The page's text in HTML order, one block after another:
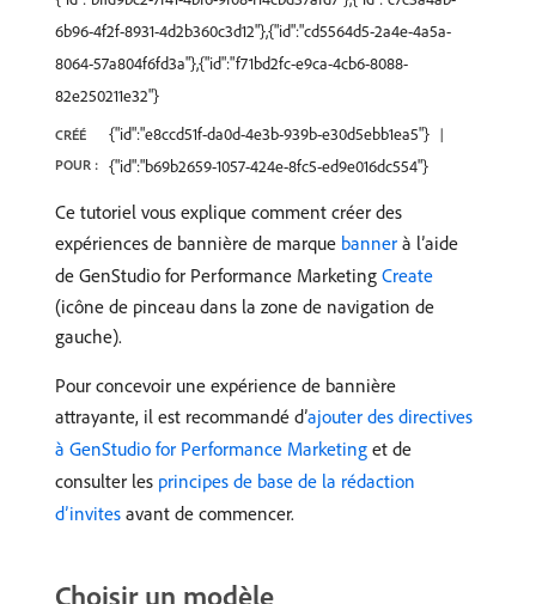
6b96-4f2f-8931-4d2b360c3d12"},{"id":"cd5564d5-2a4e-4a5a-
8064-57a804f6fd3a"},{"id":"f71bd2fc-e9ca-4cb6-8088-
82e250211e32"}
CRÉÉ
POUR :
{"id":"e8ccd51f-da0d-4e3b-939b-e30d5ebb1ea5"}
{"id":"b69b2659-1057-424e-8fc5-ed9e016dc554"}
Ce tutoriel vous explique comment créer des
expériences de bannière de marque banner à l’aide
de GenStudio for Performance Marketing Create
(icône de pinceau dans la zone de navigation de
gauche).
Pour concevoir une expérience de bannière
attrayante, il est recommandé d’ajouter des directives
à GenStudio for Performance Marketing et de
consulter les principes de base de la rédaction
d’invites avant de commencer.
Choisir un modèle